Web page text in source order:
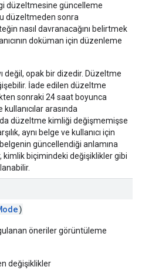
düzeltmesine güncelleme
düzeltmeden sonra
nasıl davranacağını belirtmek
doküman için düzenleme
değil, opak bir dizedir. Düzeltme
İade edilen düzeltme
sonraki 24 saat boyunca
arasında
düzeltme kimliği değişmemişse
aynı belge ve kullanıcı için
güncellendiği anlamına
kimlik biçimindeki değişiklikler gibi
)
öneriler görüntüleme
değişiklikler